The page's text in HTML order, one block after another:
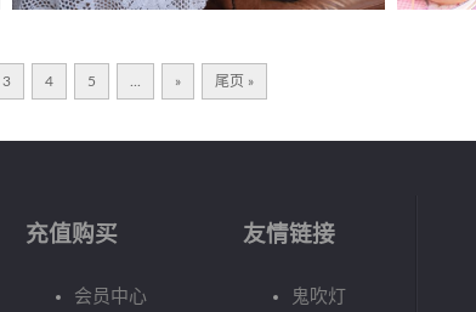
3 4 5 » 尾页 »
充值购买
会员中心
友情链接
鬼吹灯